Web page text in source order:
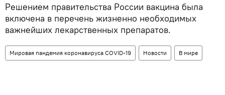
Решением правительства России вакцина была
включена в перечень жизненно необходимых
важнейших лекарственных препаратов.
Мировая пандемия коронавируса COVID-19 Новости В мире